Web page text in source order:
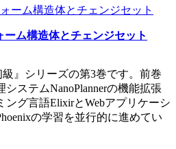
ム構造体とチェンジセット
』シリーズの第3巻です。前巻
ステムNanoPlannerの機能拡張
ング言語ElixirとWebアプリケーシ
の学習を並行的に進めてい